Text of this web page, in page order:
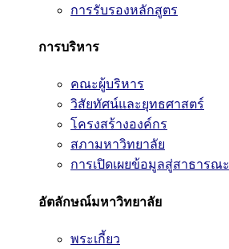
การรับรองหลักสูตร
การบริหาร
คณะผู้บริหาร
วิสัยทัศน์และยุทธศาสตร์
โครงสร้างองค์กร
สภามหาวิทยาลัย
การเปิดเผยข้อมูลสู่สาธารณะ
อัตลักษณ์มหาวิทยาลัย
พระเกี้ยว